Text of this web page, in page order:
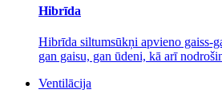
Hibrīda
Hibrīda siltumsūkņi apvieno gaiss-
gan gaisu, gan ūdeni, kā arī
Ventilācija